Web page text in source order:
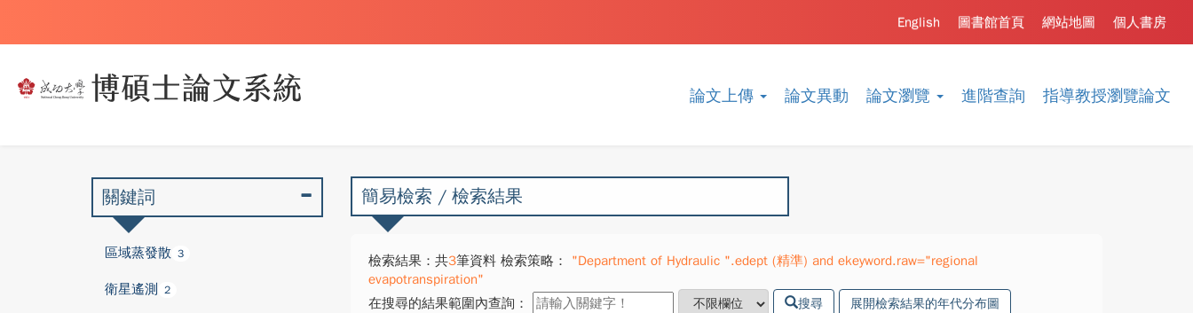
論文上傳 論文異動 論文瀏覽 進階查詢 指導教授瀏覽論文
個人書房
網站地圖
圖書館首頁
English
簡易檢索 / 檢索結果
檢索結果：共3筆資料 檢索策略：
"Department of Hydraulic ".edept (精準) and ekeyword.raw="regional
evapotranspiration"
在搜尋的結果範圍內查詢：
搜尋 展開檢索結果的年代分布圖
關鍵詞
區域蒸發散 3
衛星遙測 2